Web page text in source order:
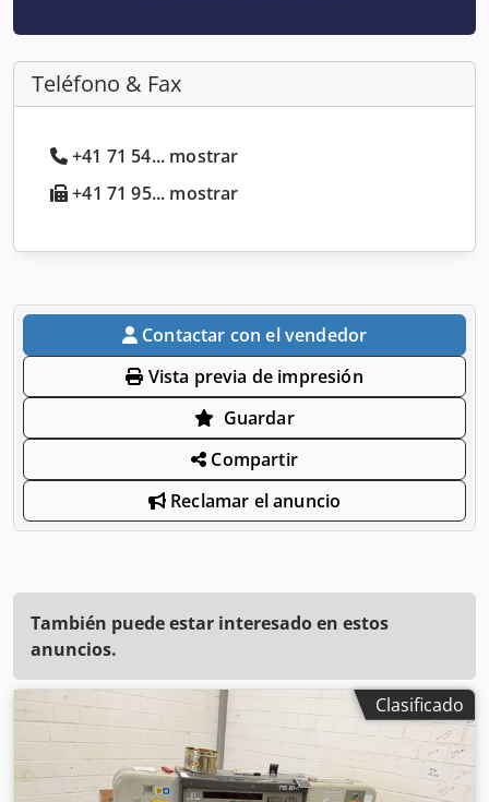
Teléfono & Fax
+41 71 54... mostrar
+41 71 95... mostrar
Contactar con el vendedor
Vista previa de impresión
Guardar
Compartir
Reclamar el anuncio
También puede estar interesado en estos
anuncios.
Clasificado